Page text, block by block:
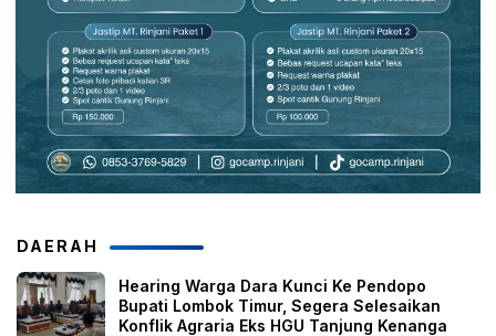
DAERAH
Hearing Warga Dara Kunci Ke Pendopo
Bupati Lombok Timur, Segera Selesaikan
Konflik Agraria Eks HGU Tanjung Kenanga